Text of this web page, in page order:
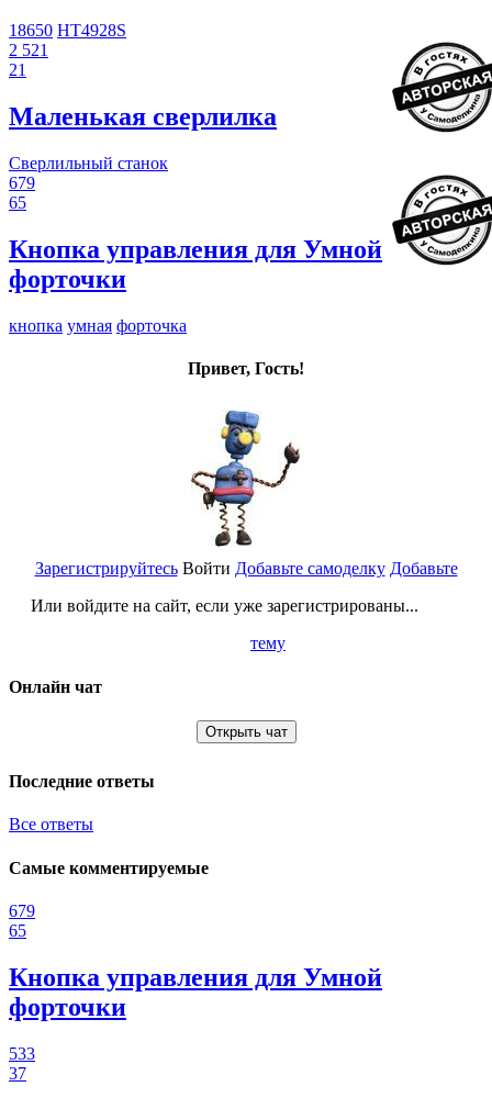
18650 HT4928S
2 521
21
Маленькая сверлилка
Сверлильный станок
679
65
Кнопка управления для Умной
форточки
кнопка умная форточка
Привет, Гость!
Зарегистрируйтесь
Или войдите на сайт, если уже зарегистрированы...
Войти Добавьте самоделку Добавьте
тему
Онлайн чат
Открыть чат
Последние ответы
Все ответы
Самые комментируемые
679
65
Кнопка управления для Умной
форточки
533
37